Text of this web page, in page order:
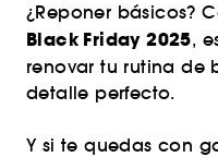
¿Reponer básicos?
Black Friday 2025,
renovar tu rutina de
detalle perfecto.
Y si te quedas con